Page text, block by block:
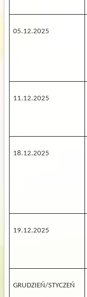
05.12.2025
11.12.2025
18.12.2025
19.12.2025
GRUDZIEŃ/STYCZEŃ